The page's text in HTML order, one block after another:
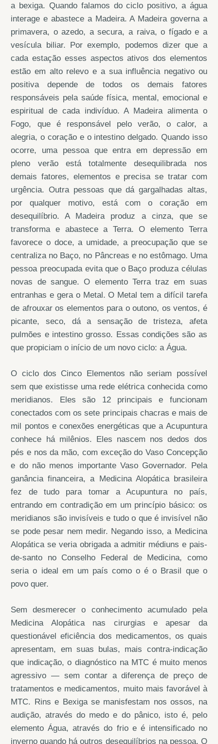
a bexiga. Quando falamos do ciclo positivo, a água
interage e abastece a Madeira. A Madeira governa a
primavera, o azedo, a secura, a raiva, o fígado e a
vesícula biliar. Por exemplo, podemos dizer que a
cada estação esses aspectos ativos dos elementos
estão em alto relevo e a sua influência negativo ou
positiva depende de todos os demais fatores
responsáveis pela saúde física, mental, emocional e
espiritual de cada indivíduo. A Madeira alimenta o
Fogo, que é responsável pelo verão, o calor, a
alegria, o coração e o intestino delgado. Quando isso
ocorre, uma pessoa que entra em depressão em
pleno verão está totalmente desequilibrada nos
demais fatores, elementos e precisa se tratar com
urgência. Outra pessoas que dá gargalhadas altas,
por qualquer motivo, está com o coração em
desequilíbrio. A Madeira produz a cinza, que se
transforma e abastece a Terra. O elemento Terra
favorece o doce, a umidade, a preocupação que se
centraliza no Baço, no Pâncreas e no estômago. Uma
pessoa preocupada evita que o Baço produza células
novas de sangue. O elemento Terra traz em suas
entranhas e gera o Metal. O Metal tem a difícil tarefa
de afrouxar os elementos para o outono, os ventos, é
picante, seco, dá a sensação de tristeza, afeta
pulmões e intestino grosso. Essas condições são as
que propiciam o início de um novo ciclo: a Água.
O ciclo dos Cinco Elementos não seriam possível
sem que existisse uma rede elétrica conhecida como
meridianos. Eles são 12 principais e funcionam
conectados com os sete principais chacras e mais de
mil pontos e conexões energéticas que a Acupuntura
conhece há milênios. Eles nascem nos dedos dos
pés e nos da mão, com exceção do Vaso Concepção
e do não menos importante Vaso Governador. Pela
ganância financeira, a Medicina Alopática brasileira
fez de tudo para tomar a Acupuntura no país,
entrando em contradição em um princípio básico: os
meridianos são invisíveis e tudo o que é invisível não
se pode pesar nem medir. Negando isso, a Medicina
Alopática se veria obrigada a admitir médiuns e pais-
de-santo no Conselho Federal de Medicina, como
seria o ideal em um país como o é o Brasil que o
povo quer.
Sem desmerecer o conhecimento acumulado pela
Medicina Alopática nas cirurgias e apesar da
questionável eficiência dos medicamentos, os quais
apresentam, em suas bulas, mais contra-indicação
que indicação, o diagnóstico na MTC é muito menos
agressivo — sem contar a diferença de preço de
tratamentos e medicamentos, muito mais favorável à
MTC. Rins e Bexiga se manisfestam nos ossos, na
audição, através do medo e do pânico, isto é, pelo
elemento Água, através do frio e é intensificado no
inverno quando há outros desequilíbrios na pessoa. O